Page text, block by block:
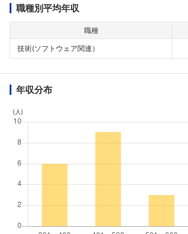
職種別平均年収
職種
技術(ソフトウェア関連）
年収分布
(人)